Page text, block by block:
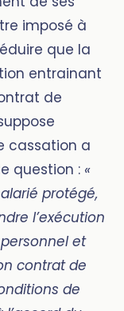
imposé à
que la
entrainant
de
cassation a
question : «
protégé,
l’exécution
et
contrat de
de